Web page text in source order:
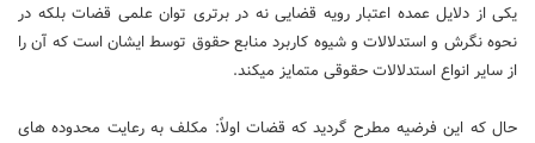
یکی از دلایل عمده اعتبار رویه قضایی نه در برتری توان علمی قضات بلکه در
نحوه نگرش و استدلالات و شیوه کاربرد منابع حقوق توسط ایشان است که آن را
از سایر انواع استدلالات حقوقی متمایز می‏کند.
حال که این فرضیه مطرح گردید که قضات اولاً: مکلف به رعایت محدوده‏ های